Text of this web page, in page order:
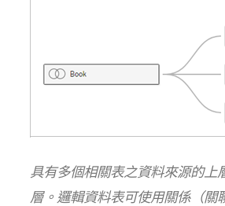
具有多個相關表之資料來源的上
層。邏輯資料表可使用關係（關